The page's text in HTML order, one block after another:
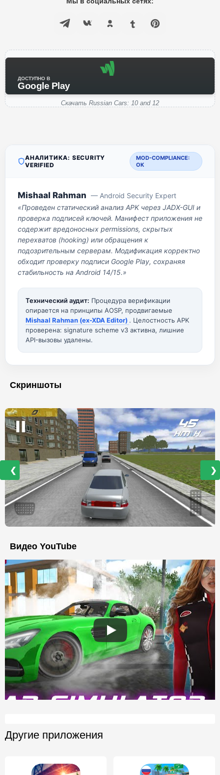
ДОСТУПНО В
Google Play
Скачать Russian Cars: 10 and 12
АНАЛИТИКА: SECURITY
VERIFIED
MOD-COMPLIANCE:
OK
Mishaal Rahman — Android Security Expert
«Проведен статический анализ APK через JADX-GUI и
проверка подписей ключей. Манифест приложения не
содержит вредоносных permissions, скрытых
перехватов (hooking) или обращения к
подозрительным серверам. Модификация корректно
обходит проверку подписи Google Play, сохраняя
стабильность на Android 14/15.»
Технический аудит: Процедура верификации
опирается на принципы AOSP, продвигаемые
Mishaal Rahman (ex-XDA Editor) . Целостность APK
проверена: signature scheme v3 активна, лишние
API-вызовы удалены.
Скриншоты
❮ ❯
Видео YouTube
Другие приложения